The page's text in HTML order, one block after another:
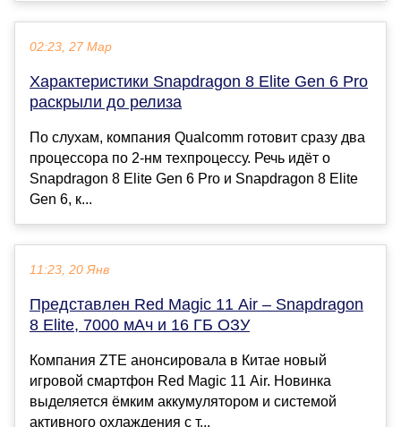
02:23, 27 Мар
Характеристики Snapdragon 8 Elite Gen 6 Pro
раскрыли до релиза
По слухам, компания Qualcomm готовит сразу два
процессора по 2-нм техпроцессу. Речь идёт о
Snapdragon 8 Elite Gen 6 Pro и Snapdragon 8 Elite
Gen 6, к...
11:23, 20 Янв
Представлен Red Magic 11 Air – Snapdragon
8 Elite, 7000 мАч и 16 ГБ ОЗУ
Компания ZTE анонсировала в Китае новый
игровой смартфон Red Magic 11 Air. Новинка
выделяется ёмким аккумулятором и системой
активного охлаждения с т...